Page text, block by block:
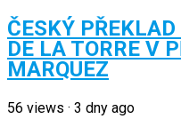
ČESKÝ
DE LA TORRE V
MARQUEZ
56 views · 3 dny ago